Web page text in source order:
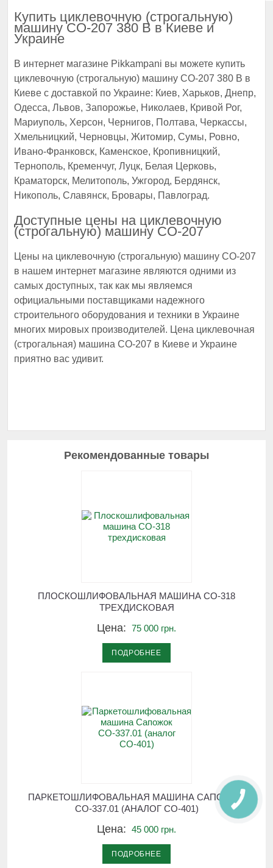
Купить циклевочную (строгальную)
машину СО-207 380 В в Киеве и
Украине
В интернет магазине Pikkampani вы можете купить
циклевочную (строгальную) машину СО-207 380 В в
Киеве с доставкой по Украине: Киев, Харьков, Днепр,
Одесса, Львов, Запорожье, Николаев, Кривой Рог,
Мариуполь, Херсон, Чернигов, Полтава, Черкассы,
Хмельницкий, Черновцы, Житомир, Сумы, Ровно,
Ивано-Франковск, Каменское, Кропивницкий,
Тернополь, Кременчуг, Луцк, Белая Церковь,
Краматорск, Мелитополь, Ужгород, Бердянск,
Никополь, Славянск, Бровары, Павлоград.
Доступные цены на циклевочную
(строгальную) машину СО-207
Цены на циклевочную (строгальную) машину СО-207
в нашем интернет магазине являются одними из
самых доступных, так как мы являемся
официальными поставщиками надежного
строительного оборудования и техники в Украине
многих мировых производителей. Цена циклевочная
(строгальная) машина СО-207 в Киеве и Украине
приятно вас удивит.
Рекомендованные товары
ПЛОСКОШЛИФОВАЛЬНАЯ МАШИНА СО-318
ТРЕХДИСКОВАЯ
Цена: 75 000 грн.
ПОДРОБНЕЕ
ПАРКЕТОШЛИФОВАЛЬНАЯ МАШИНА САПОЖОК
СО-337.01 (АНАЛОГ СО-401)
Цена: 45 000 грн.
ПОДРОБНЕЕ